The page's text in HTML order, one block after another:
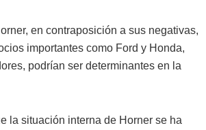
en contraposición a sus negativas,
importantes como Ford y Honda,
podrían ser determinantes en la
la situación interna de Horner se ha